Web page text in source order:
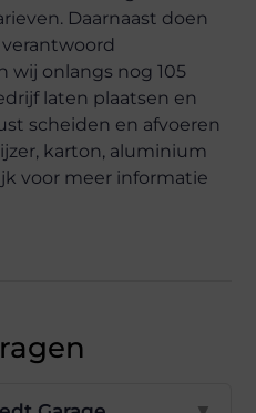
Daarnaast doen
wij onlangs nog 105
laten plaatsen en
scheiden en afvoeren
ijzer, karton, aluminium
voor meer informatie